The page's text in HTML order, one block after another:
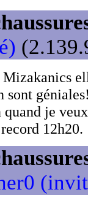
sont
quand je
12h20.